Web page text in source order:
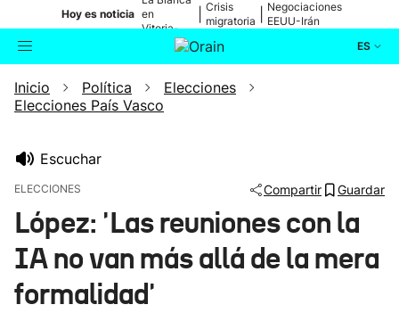
Hoy es noticia en
Vitoria-
Gasteiz
Crisis
migratoria
Negociaciones
EEUU-Irán
ES
Buscador Actualidad
Ikusmiran
Inicio Política
Elecciones
Elecciones País Vasco
Escuchar
ELECCIONES Compartir Guardar
López: 'Las reuniones con la
IA no van más allá de la mera
formalidad'